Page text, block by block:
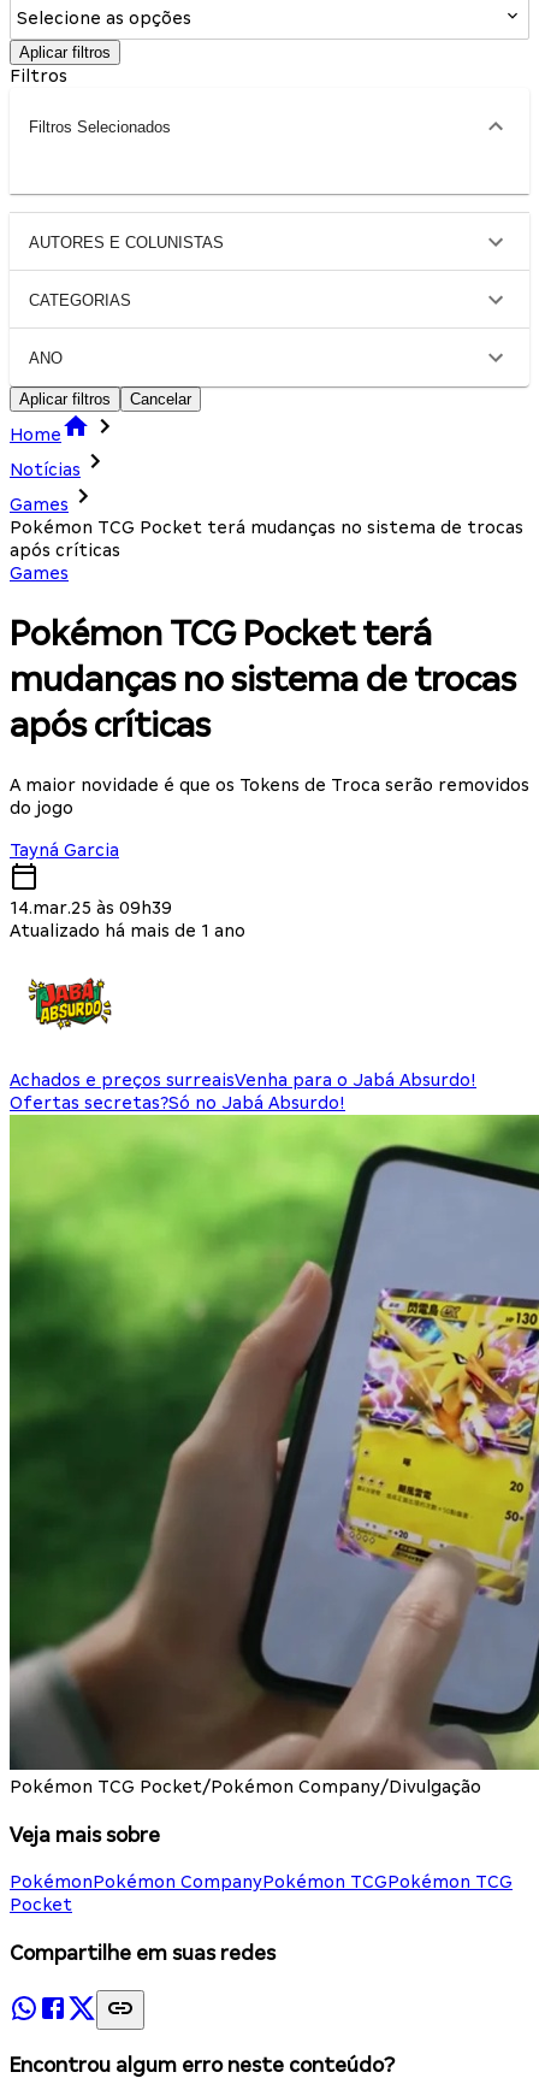
Selecione as opções
Aplicar filtros
Filtros
Filtros Selecionados
AUTORES E COLUNISTAS
CATEGORIAS
ANO
Aplicar filtros Cancelar
Home
Notícias
Games
Pokémon TCG Pocket terá mudanças no sistema de trocas
após críticas
Games
Pokémon TCG Pocket terá
mudanças no sistema de trocas
após críticas
A maior novidade é que os Tokens de Troca serão removidos
do jogo
Tayná Garcia
14.mar.25 às 09h39
Atualizado há mais de 1 ano
Achados e preços surreaisVenha para o Jabá Absurdo!
Ofertas secretas?Só no Jabá Absurdo!
Pokémon TCG Pocket/Pokémon Company/Divulgação
Veja mais sobre
PokémonPokémon CompanyPokémon TCGPokémon TCG
Pocket
Compartilhe em suas redes
Encontrou algum erro neste conteúdo?